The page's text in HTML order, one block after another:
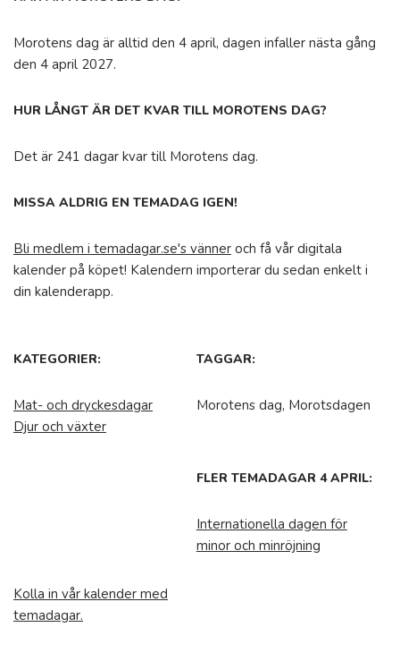
Morotens dag är alltid den 4 april, dagen infaller nästa gång
den 4 april 2027.
HUR LÅNGT ÄR DET KVAR TILL MOROTENS DAG?
Det är 241 dagar kvar till Morotens dag.
MISSA ALDRIG EN TEMADAG IGEN!
Bli medlem i temadagar.se's vänner och få vår digitala
kalender på köpet! Kalendern importerar du sedan enkelt i
din kalenderapp.
KATEGORIER:
Mat- och dryckesdagar
Djur och växter
TAGGAR:
Morotens dag, Morotsdagen
FLER TEMADAGAR 4 APRIL:
Internationella dagen för
minor och minröjning
Kolla in vår kalender med
temadagar.